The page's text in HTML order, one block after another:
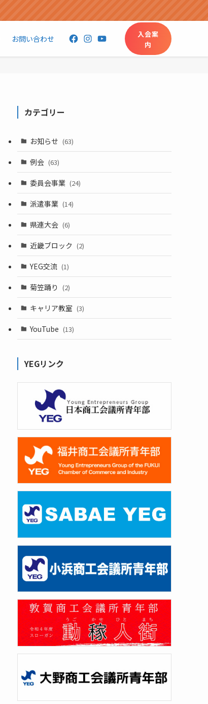
お問い合わせ Facebook
Instagram
YouTube
入会案
内
カテゴリー
お知らせ (63)
例会 (63)
委員会事業 (24)
派遣事業 (14)
県連大会 (6)
近畿ブロック (2)
YEG交流 (1)
菊笠踊り (2)
キャリア教室 (3)
YouTube (13)
YEGリンク